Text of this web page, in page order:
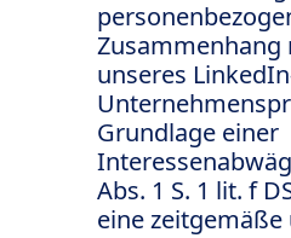
unseres
Grundlage einer
Abs. 1 S. 1 lit. f
eine